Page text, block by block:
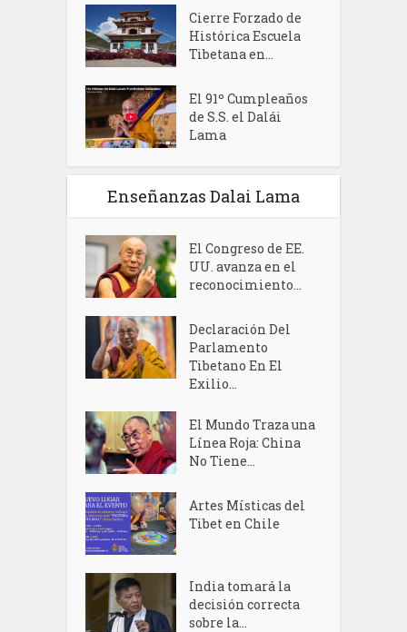
Cierre Forzado de
Histórica Escuela
Tibetana en...
El 91º Cumpleaños
de S.S. el Dalái
Lama
Enseñanzas Dalai Lama
El Congreso de EE.
UU. avanza en el
reconocimiento...
Declaración Del
Parlamento
Tibetano En El
Exilio...
El Mundo Traza una
Línea Roja: China
No Tiene...
Artes Místicas del
Tibet en Chile
India tomará la
decisión correcta
sobre la...